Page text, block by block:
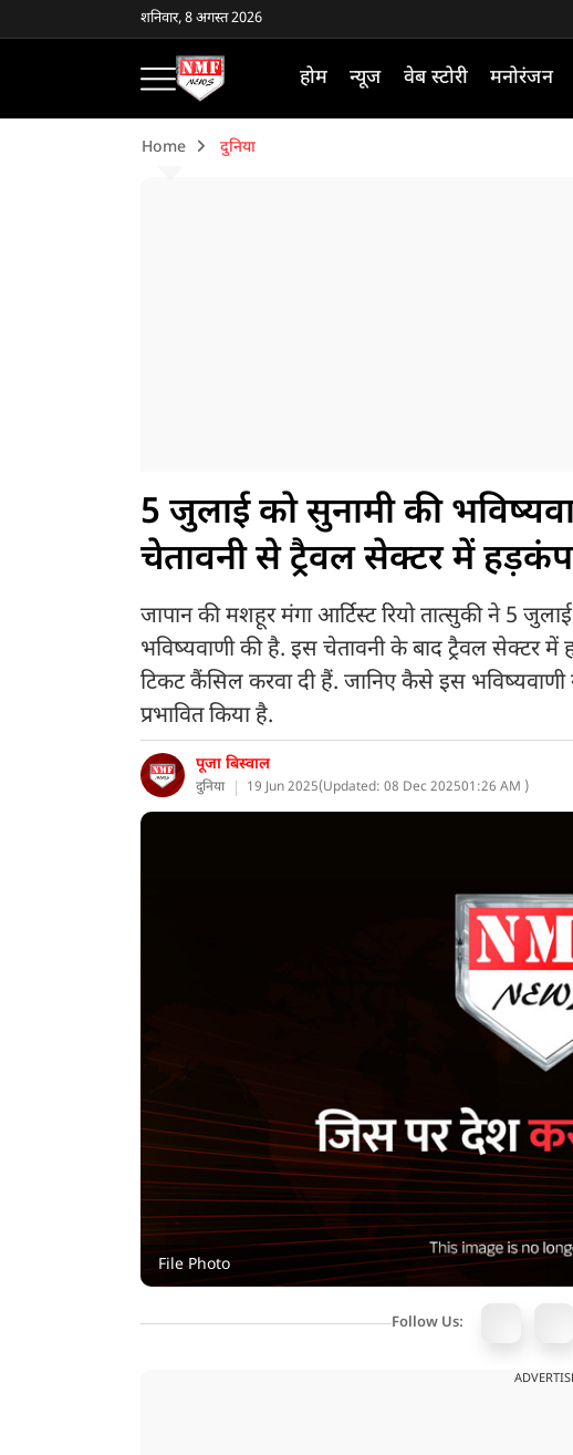
शनिवार, 8 अगस्त 2026
होम न्यूज वेब स्टोरी मनोरंजन
Home दुनिया
5 जुलाई को सुनामी की
चेतावनी से ट्रैवल सेक्टर में हड़कंप
जापान की मशहूर मंगा आर्टिस्ट रियो तात्सुकी ने 5
भविष्यवाणी की है. इस चेतावनी के बाद ट्रैवल सेक्टर
टिकट कैंसिल करवा दी हैं. जानिए कैसे इस
प्रभावित किया है.
पूजा बिस्वाल
दुनिया 19 Jun 2025(Updated: 08 Dec 202501:26 AM )
File Photo
Follow Us: